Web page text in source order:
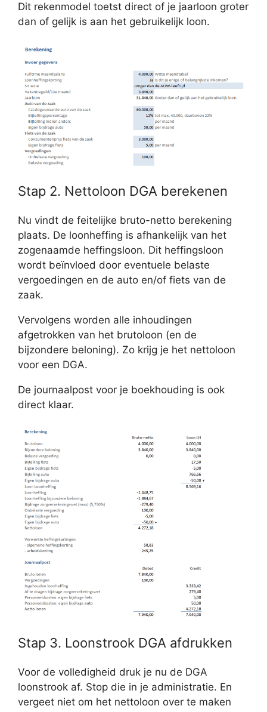
Dit rekenmodel toetst direct of je jaarloon groter
dan of gelijk is aan het gebruikelijk loon.
Stap 2. Nettoloon DGA berekenen
Nu vindt de feitelijke bruto-netto berekening
plaats. De loonheffing is afhankelijk van het
zogenaamde heffingsloon. Dit heffingsloon
wordt beïnvloed door eventuele belaste
vergoedingen en de auto en/of fiets van de
zaak.
Vervolgens worden alle inhoudingen
afgetrokken van het brutoloon (en de
bijzondere beloning). Zo krijg je het nettoloon
voor een DGA.
De journaalpost voor je boekhouding is ook
direct klaar.
Stap 3. Loonstrook DGA afdrukken
Voor de volledigheid druk je nu de DGA
loonstrook af. Stop die in je administratie. En
vergeet niet om het nettoloon over te maken